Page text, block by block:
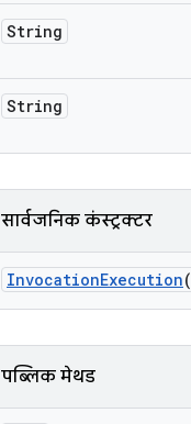
String
String
सार्वजनिक कंस्ट्रक्टर
InvocationExecution
पब्लिक मेथड